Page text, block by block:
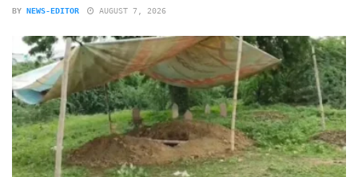
BY NEWS-EDITOR AUGUST 7, 2026